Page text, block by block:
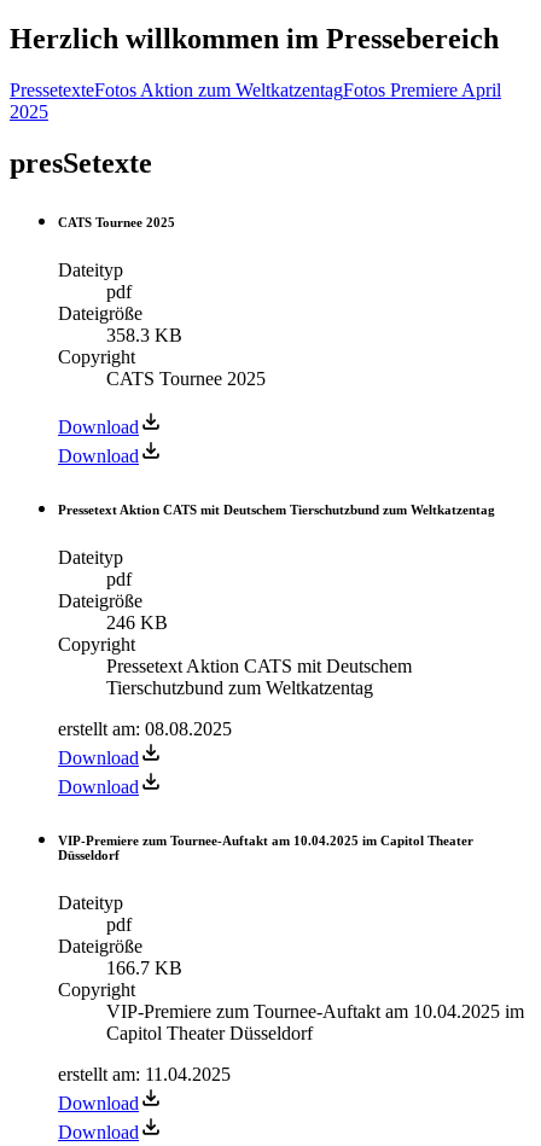
Herzlich willkommen im Pressebereich
PressetexteFotos Aktion zum WeltkatzentagFotos Premiere April
2025
presSetexte
CATS Tournee 2025
Dateityp
pdf
Dateigröße
358.3 KB
Copyright
CATS Tournee 2025
Download
Download
Pressetext Aktion CATS mit Deutschem Tierschutzbund zum Weltkatzentag
Dateityp
pdf
Dateigröße
246 KB
Copyright
Pressetext Aktion CATS mit Deutschem
Tierschutzbund zum Weltkatzentag
erstellt am: 08.08.2025
Download
Download
VIP-Premiere zum Tournee-Auftakt am 10.04.2025 im Capitol Theater
Düsseldorf
Dateityp
pdf
Dateigröße
166.7 KB
Copyright
VIP-Premiere zum Tournee-Auftakt am 10.04.2025 im
Capitol Theater Düsseldorf
erstellt am: 11.04.2025
Download
Download